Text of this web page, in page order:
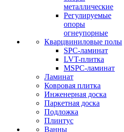
металлические
Регулируемые
опоры
огнеупорные
Кварцвиниловые полы
SPC-ламинат
LVT-плитка
MSPC-ламинат
Ламинат
Ковровая плитка
Инженерная доска
Паркетная доска
Подложка
Плинтус
Ванны